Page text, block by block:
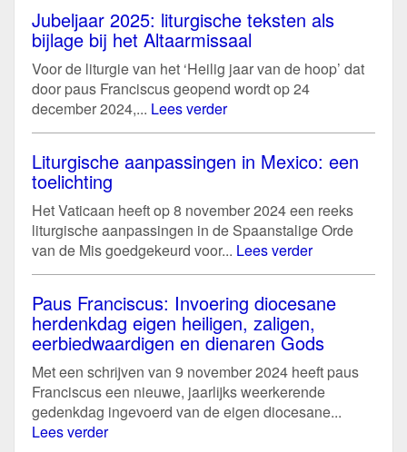
Jubeljaar 2025: liturgische teksten als
bijlage bij het Altaarmissaal
Voor de liturgie van het ‘Heilig jaar van de hoop’ dat
door paus Franciscus geopend wordt op 24
december 2024,... Lees verder
Liturgische aanpassingen in Mexico: een
toelichting
Het Vaticaan heeft op 8 november 2024 een reeks
liturgische aanpassingen in de Spaanstalige Orde
van de Mis goedgekeurd voor... Lees verder
Paus Franciscus: Invoering diocesane
herdenkdag eigen heiligen, zaligen,
eerbiedwaardigen en dienaren Gods
Met een schrijven van 9 november 2024 heeft paus
Franciscus een nieuwe, jaarlijks weerkerende
gedenkdag ingevoerd van de eigen diocesane...
Lees verder